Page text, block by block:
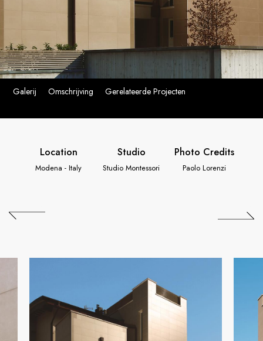
Galerij Omschrijving Gerelateerde Projecten
Location
Modena - Italy
Studio
Studio Montessori
Photo Credits
Paolo Lorenzi